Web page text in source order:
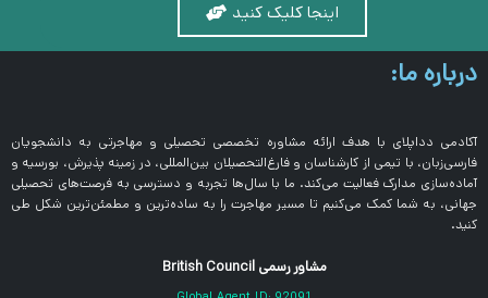
اینجا کلیک کنید
درباره ما:
آکادمی دداپلای با هدف ارائه مشاوره تخصصی تحصیلی و مهاجرتی به دانشجویان
فارسی‌زبان، با تیمی از کارشناسان و فارغ‌التحصیلان بین‌المللی، در زمینه پذیرش، بورسیه و
آماده‌سازی مدارک فعالیت می‌کند. ما با سال‌ها تجربه و دسترسی به فرصت‌های تحصیلی
جهانی، به شما کمک می‌کنیم تا مسیر مهاجرت را به ساده‌ترین و مطمئن‌ترین شکل طی
کنید.
مشاور رسمی British Council